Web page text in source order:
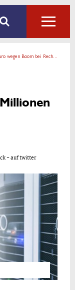
Boom bei Rechenzentren
- auf twitter